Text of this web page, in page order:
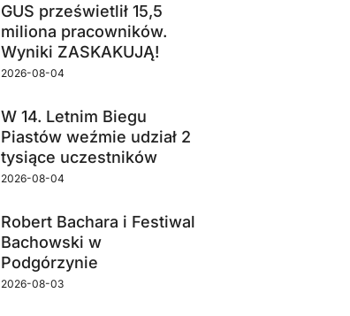
GUS prześwietlił 15,5
miliona pracowników.
Wyniki ZASKAKUJĄ!
2026-08-04
W 14. Letnim Biegu
Piastów weźmie udział 2
tysiące uczestników
2026-08-04
Robert Bachara i Festiwal
Bachowski w
Podgórzynie
2026-08-03